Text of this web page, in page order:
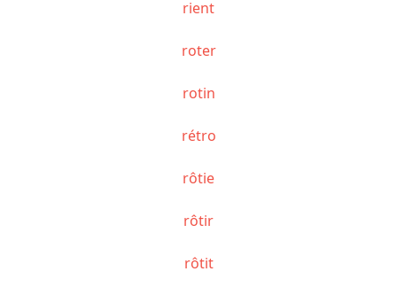
rient
roter
rotin
rétro
rôtie
rôtir
rôtit